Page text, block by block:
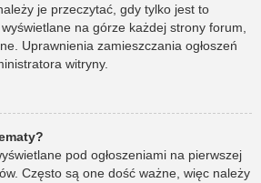
je przeczytać, gdy tylko jest to
na górze każdej strony forum,
Uprawnienia zamieszczania ogłoszeń
witryny.
pod ogłoszeniami na pierwszej
Często są one dość ważne, więc należy